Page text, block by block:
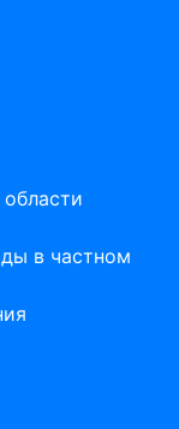
в частном